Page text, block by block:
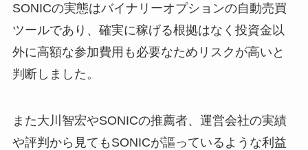
SONICの実態はバイナリーオプションの自動売買
ツールであり、確実に稼げる根拠はなく投資金以
外に高額な参加費用も必要なためリスクが高いと
判断しました。
また大川智宏やSONICの推薦者、運営会社の実績
や評判から見てもSONICが謳っているような利益